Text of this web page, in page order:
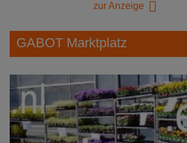
zur Anzeige
GABOT Marktplatz